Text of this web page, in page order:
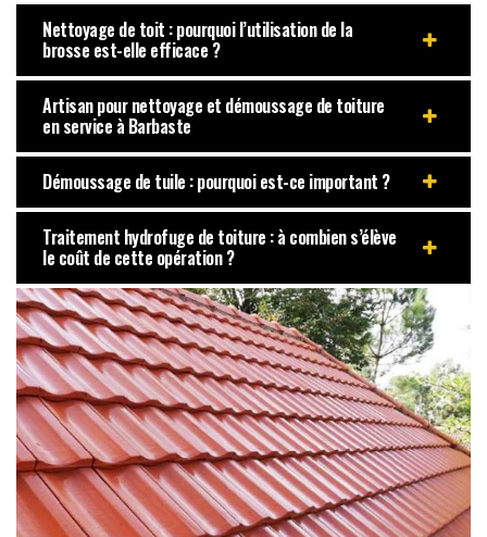
Nettoyage de toit : pourquoi l’utilisation de la
brosse est-elle efficace ?
Artisan pour nettoyage et démoussage de toiture
en service à Barbaste
Démoussage de tuile : pourquoi est-ce important ?
Traitement hydrofuge de toiture : à combien s’élève
le coût de cette opération ?